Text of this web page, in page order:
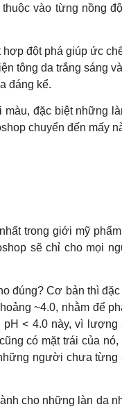
vào từng nồng
đột phá giúp ức
tông da trắng sáng
đáng kể.
đặc biệt những
chuyển đến mấy
trong giới mỹ
sẽ chỉ cho mọi
đúng? Cơ bản thì
~4.0, nhằm để
< 4.0 này, vì
có mặt trái của
người chưa từng
cho những làn da